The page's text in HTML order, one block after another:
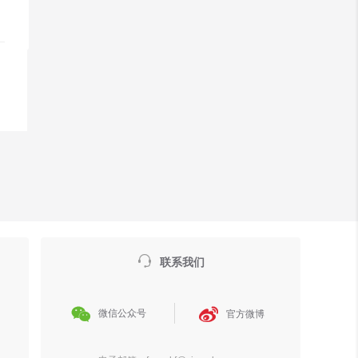
 联系我们
 微信公众号  官方微博